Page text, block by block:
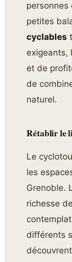
personnes
petites
cyclables
exigeants,
et de
de
naturel.
Rétablir le
Le
les
Grenoble.
richesse
différents